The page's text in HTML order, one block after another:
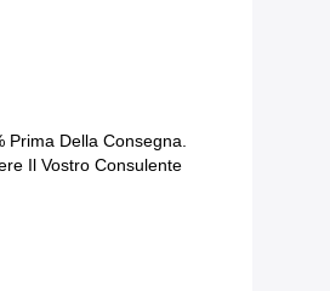
Della Consegna.
Il Vostro Consulente